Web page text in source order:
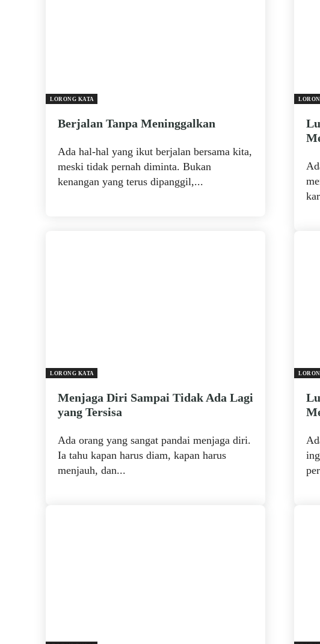
LORONG KATA
Berjalan Tanpa Meninggalkan
Ada hal-hal yang ikut berjalan bersama kita,
meski tidak pernah diminta. Bukan
kenangan yang terus dipanggil,...
LORONG KATA
Menjaga Diri Sampai Tidak Ada Lagi
yang Tersisa
Ada orang yang sangat pandai menjaga diri.
Ia tahu kapan harus diam, kapan harus
menjauh, dan...